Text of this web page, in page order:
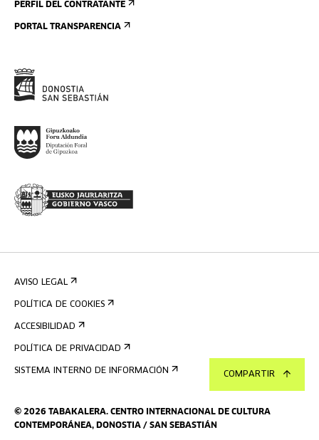
COMPARTIR
PERFIL DEL CONTRATANTE
PORTAL TRANSPARENCIA
© 2026 TABAKALERA. CENTRO INTERNACIONAL DE CULTURA
CONTEMPORÁNEA, DONOSTIA / SAN SEBASTIÁN
AVISO LEGAL
POLÍTICA DE COOKIES
ACCESIBILIDAD
POLÍTICA DE PRIVACIDAD
SISTEMA INTERNO DE INFORMACIÓN